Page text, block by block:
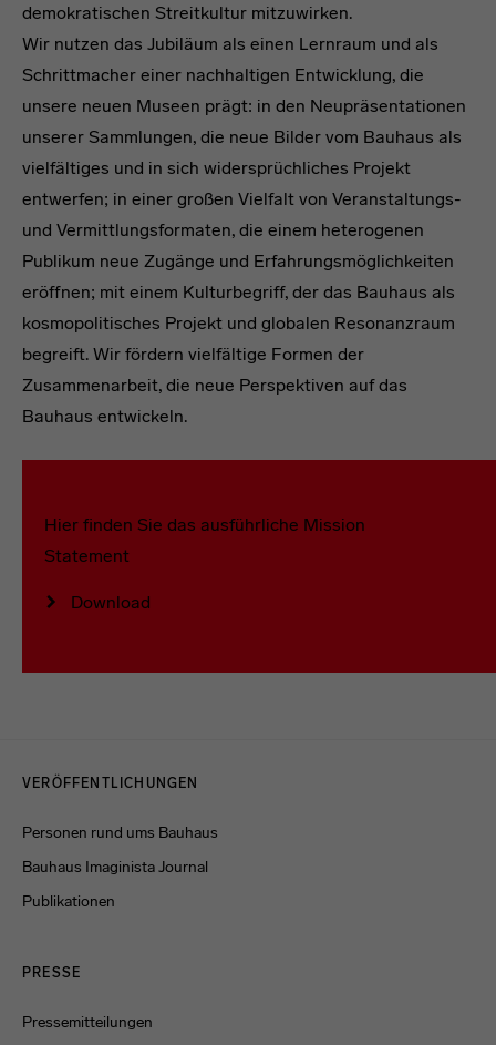
demokratischen Streitkultur mitzuwirken.
Wir nutzen das Jubiläum als einen Lernraum und als
Schrittmacher einer nachhaltigen Entwicklung, die
unsere neuen Museen prägt: in den Neupräsentationen
unserer Sammlungen, die neue Bilder vom Bauhaus als
vielfältiges und in sich widersprüchliches Projekt
entwerfen; in einer großen Vielfalt von Veranstaltungs-
und Vermittlungsformaten, die einem heterogenen
Publikum neue Zugänge und Erfahrungsmöglichkeiten
eröffnen; mit einem Kulturbegriff, der das Bauhaus als
kosmopolitisches Projekt und globalen Resonanzraum
begreift. Wir fördern vielfältige Formen der
Zusammenarbeit, die neue Perspektiven auf das
Bauhaus entwickeln.
Hier finden Sie das ausführliche Mission
Statement
Download
VERÖFFENTLICHUNGEN
Personen rund ums Bauhaus
Bauhaus Imaginista Journal
Publikationen
PRESSE
Pressemitteilungen